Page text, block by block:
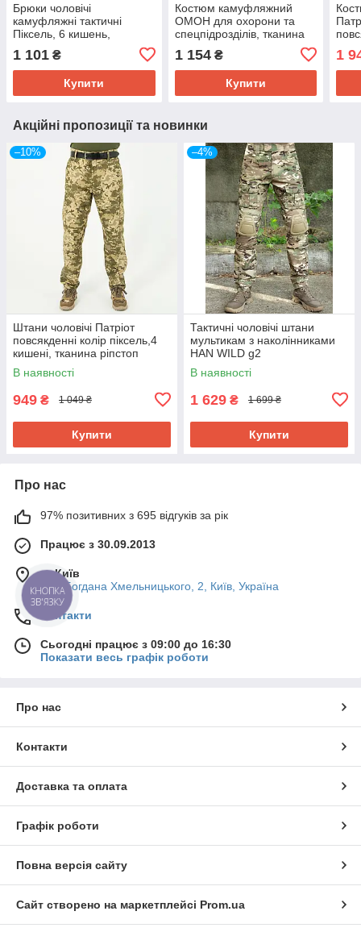
Брюки чоловічі
камуфляжні тактичні
Піксель, 6 кишень,
46,48,50,52,54,56р-р
1 101 ₴
Купити
Костюм камуфляжний
ОМОН для охорони та
спецпідрозділів, тканина
саржа, 46,48,50,52,54 р-р
1 154₴
Купити
1
Акційні пропозиції та новинки
–10%
Штани чоловічі Патріот
повсякденні колір піксель,4
кишені, тканина ріпстоп
В наявності
949 ₴ 1 049 ₴
Купити
–4%
Тактичні чоловічі штани
мультикам з наколінниками
HAN WILD g2
В наявності
1 629 ₴ 1 699 ₴
Купити
Про нас
97% позитивних з 695 відгуків за рік
Працює з 30.09.2013
м. Київ
вул. Богдана Хмельницького, 2, Київ, Україна
Контакти
Сьогодні працює з 09:00 до 16:30
Показати весь графік роботи
Про нас
Контакти
Доставка та оплата
Графік роботи
Повна версія сайту
Сайт створено на маркетплейсі Prom.ua
КНОПКА
ЗВ'ЯЗКУ